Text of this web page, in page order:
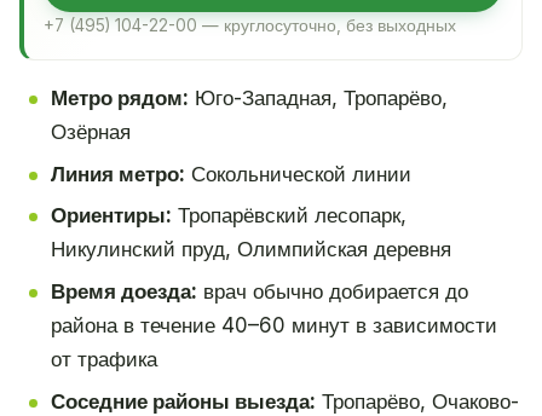
+7 (495) 104-22-00 — круглосуточно, без выходных
Метро рядом: Юго-Западная, Тропарёво,
Озёрная
Линия метро: Сокольнической линии
Ориентиры: Тропарёвский лесопарк,
Никулинский пруд, Олимпийская деревня
Время доезда: врач обычно добирается до
района в течение 40–60 минут в зависимости
от трафика
Соседние районы выезда: Тропарёво, Очаково-